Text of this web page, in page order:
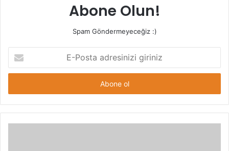
Abone Olun!
Spam Göndermeyeceğiz :)
Posta
adresinizi